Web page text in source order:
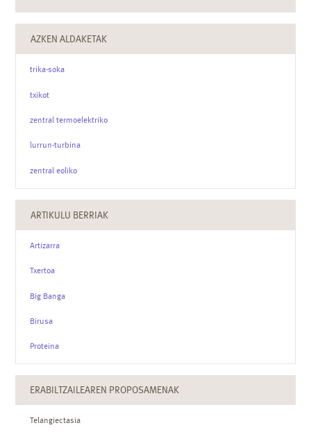
AZKEN ALDAKETAK
trika-soka
txikot
zentral termoelektriko
lurrun-turbina
zentral eoliko
ARTIKULU BERRIAK
Artizarra
Txertoa
Big Banga
Birusa
Proteina
ERABILTZAILEAREN PROPOSAMENAK
Telangiectasia